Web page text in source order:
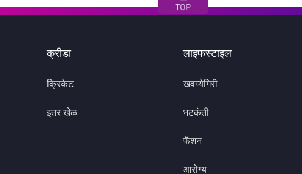
क्रीडा
क्रिकेट
इतर खेळ
लाइफस्टाइल
खवय्येगिरी
भटकंती
फॅशन
आरोग्य